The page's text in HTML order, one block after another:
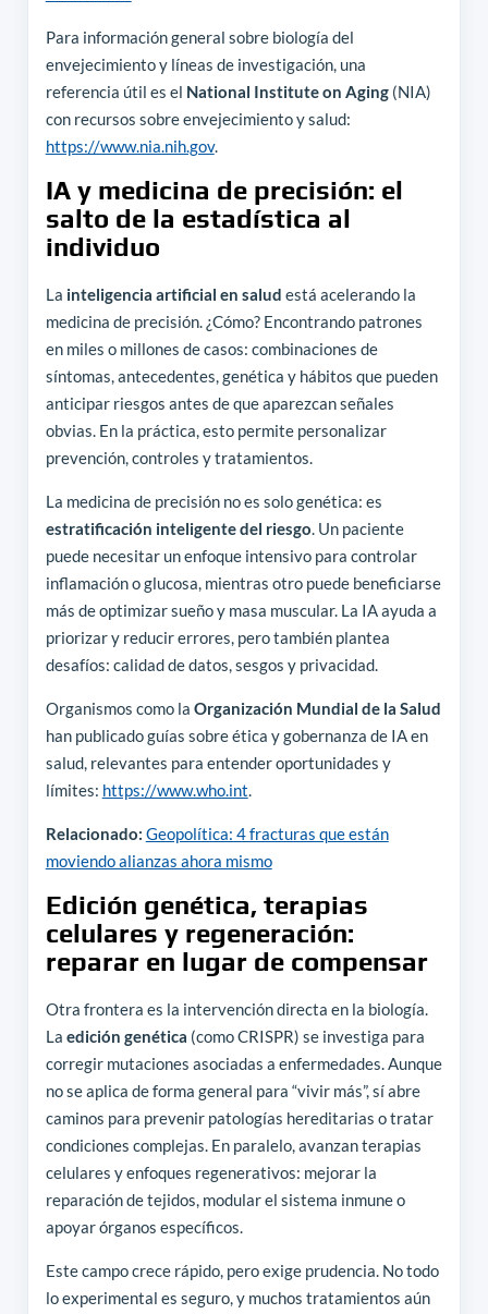
Para información general sobre biología del
envejecimiento y líneas de investigación, una
referencia útil es el National Institute on Aging(NIA)
con recursos sobre envejecimiento y salud:
https://www.nia.nih.gov.
IA y medicina de precisión: el
salto de la estadística al
individuo
La inteligencia artificial en salud está acelerando la
medicina de precisión. ¿Cómo? Encontrando patrones
en miles o millones de casos: combinaciones de
síntomas, antecedentes, genética y hábitos que pueden
anticipar riesgos antes de que aparezcan señales
obvias. En la práctica, esto permite personalizar
prevención, controles y tratamientos.
La medicina de precisión no es solo genética: es
estratificación inteligente del riesgo. Un paciente
puede necesitar un enfoque intensivo para controlar
inflamación o glucosa, mientras otro puede beneficiarse
más de optimizar sueño y masa muscular. La IA ayuda a
priorizar y reducir errores, pero también plantea
desafíos: calidad de datos, sesgos y privacidad.
Organismos como la Organización Mundial de la Salud
han publicado guías sobre ética y gobernanza de IA en
salud, relevantes para entender oportunidades y
límites: https://www.who.int.
Relacionado: Geopolítica: 4 fracturas que están
moviendo alianzas ahora mismo
Edición genética, terapias
celulares y regeneración:
reparar en lugar de compensar
Otra frontera es la intervención directa en la biología.
La edición genética (como CRISPR) se investiga para
corregir mutaciones asociadas a enfermedades. Aunque
no se aplica de forma general para “vivir más”, sí abre
caminos para prevenir patologías hereditarias o tratar
condiciones complejas. En paralelo, avanzan terapias
celulares y enfoques regenerativos: mejorar la
reparación de tejidos, modular el sistema inmune o
apoyar órganos específicos.
Este campo crece rápido, pero exige prudencia. No todo
lo experimental es seguro, y muchos tratamientos aún